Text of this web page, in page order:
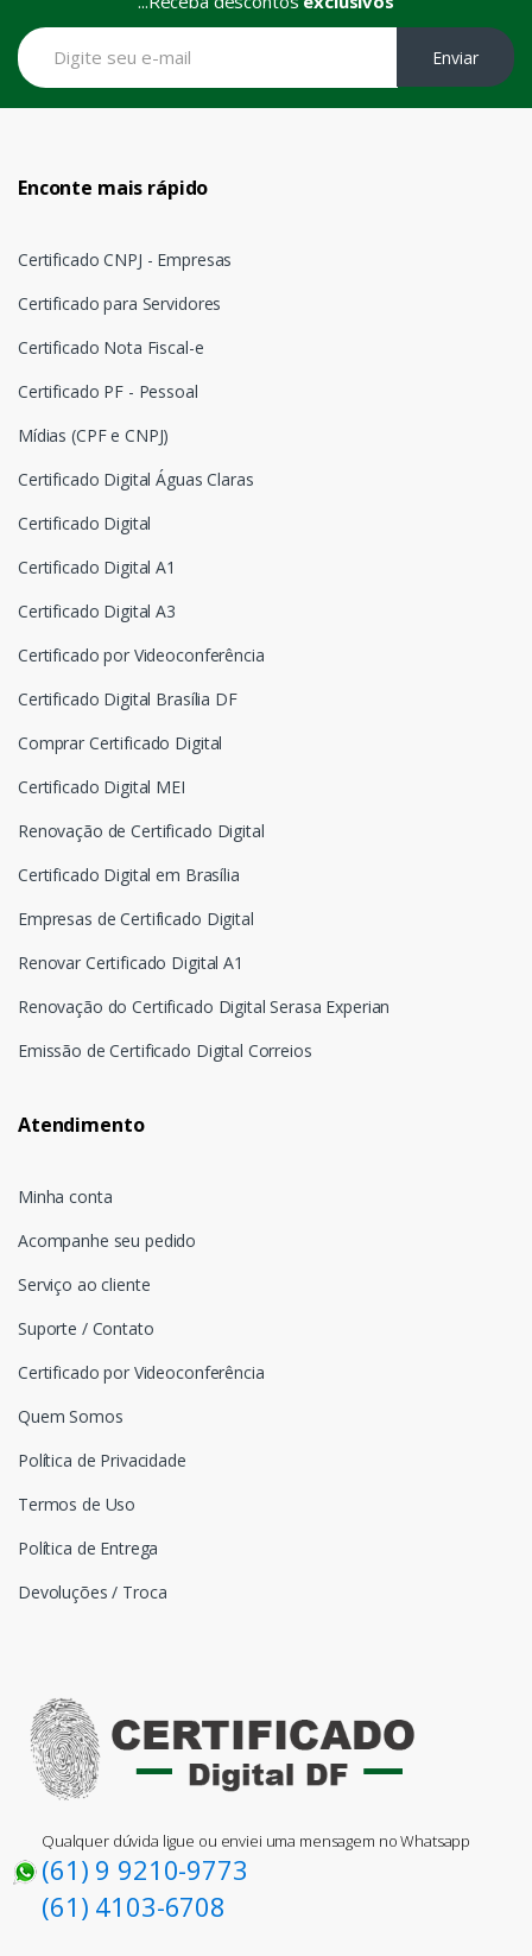
Enviar
Enconte mais rápido
Certificado CNPJ - Empresas
Certificado para Servidores
Certificado Nota Fiscal-e
Certificado PF - Pessoal
Mídias (CPF e CNPJ)
Certificado Digital Águas Claras
Certificado Digital
Certificado Digital A1
Certificado Digital A3
Certificado por Videoconferência
Certificado Digital Brasília DF
Comprar Certificado Digital
Certificado Digital MEI
Renovação de Certificado Digital
Certificado Digital em Brasília
Empresas de Certificado Digital
Renovar Certificado Digital A1
Renovação do Certificado Digital Serasa Experian
Emissão de Certificado Digital Correios
Atendimento
Minha conta
Acompanhe seu pedido
Serviço ao cliente
Suporte / Contato
Certificado por Videoconferência
Quem Somos
Política de Privacidade
Termos de Uso
Política de Entrega
Devoluções / Troca
Qualquer dúvida ligue ou enviei uma mensagem no Whatsapp
(61) 9 9210-9773
(61) 4103-6708